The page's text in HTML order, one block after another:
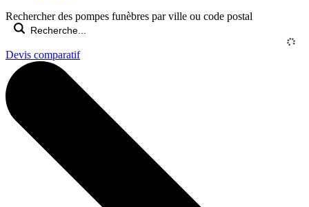
Rechercher des pompes funèbres par ville ou code postal
Devis comparatif